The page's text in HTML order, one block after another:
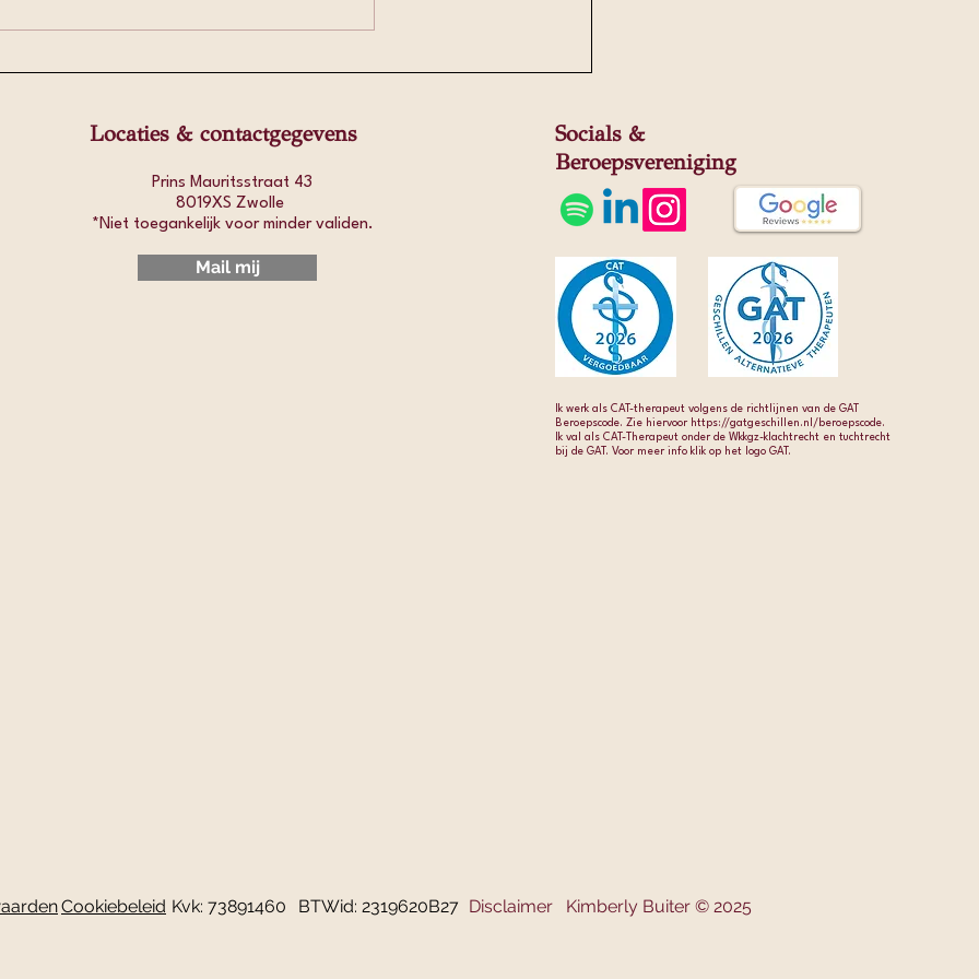
Locaties & contactgegevens
Prins Mauritsstraat 43
8019XS Zwolle
*Niet toegankelijk voor minder validen.​
Mail mij
Socials &
Beroepsvereniging
Ik werk als CAT-therapeut volgens de richtlijnen van de GAT
Beroepscode. Zie hiervoor https://gatgeschillen.nl/beroepscode.
Ik val als CAT-Therapeut onder de Wkkgz-klachtrecht en tuchtrecht
bij de GAT. Voor meer info klik op het logo GAT.
Kvk: 73891460
Cookiebeleid BTWid: 2319620B27 Disclaimer Kimberly Buiter © 2025